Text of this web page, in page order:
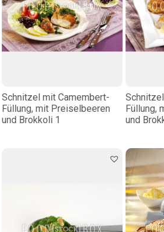
Schnitzel mit Camembert-
Füllung, mit Preiselbeeren
und Brokkoli 1
Füllung,
und